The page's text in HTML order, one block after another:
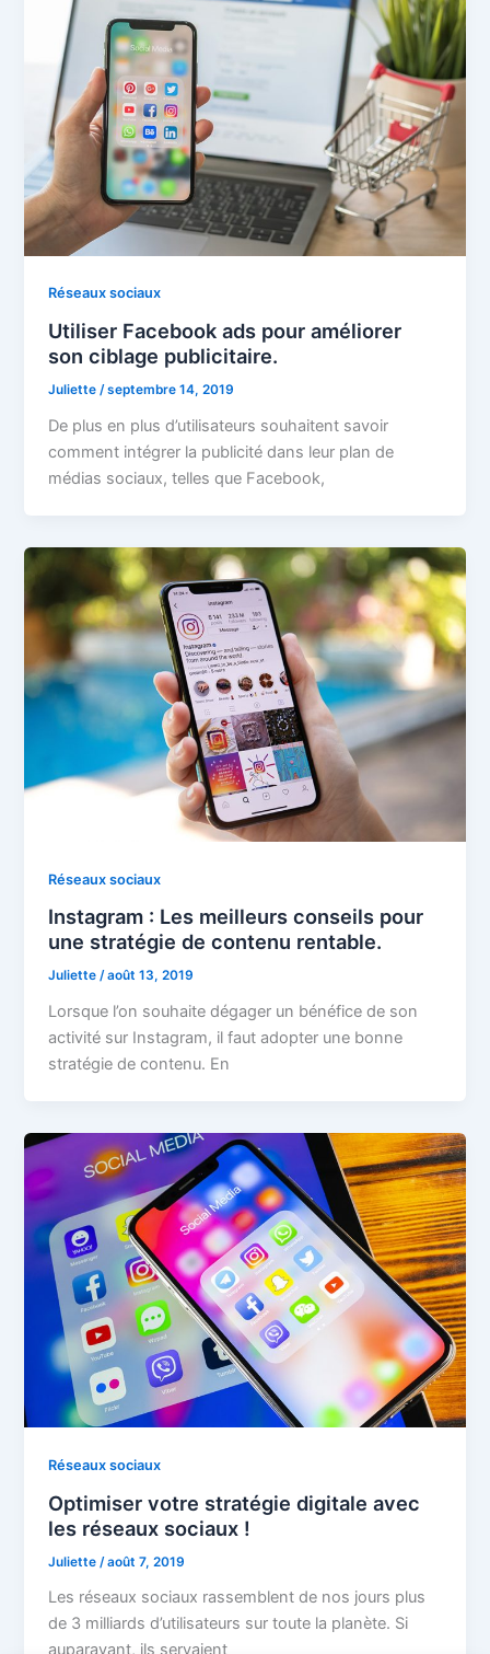
Réseaux sociaux
Utiliser Facebook ads pour améliorer
son ciblage publicitaire.
Juliette/septembre 14, 2019
De plus en plus d’utilisateurs souhaitent savoir
comment intégrer la publicité dans leur plan de
médias sociaux, telles que Facebook,
Réseaux sociaux
Instagram : Les meilleurs conseils pour
une stratégie de contenu rentable.
Juliette/août 13, 2019
Lorsque l’on souhaite dégager un bénéfice de son
activité sur Instagram, il faut adopter une bonne
stratégie de contenu. En
Réseaux sociaux
Optimiser votre stratégie digitale avec
les réseaux sociaux !
Juliette /août 7, 2019
Les réseaux sociaux rassemblent de nos jours plus
de 3 milliards d’utilisateurs sur toute la planète. Si